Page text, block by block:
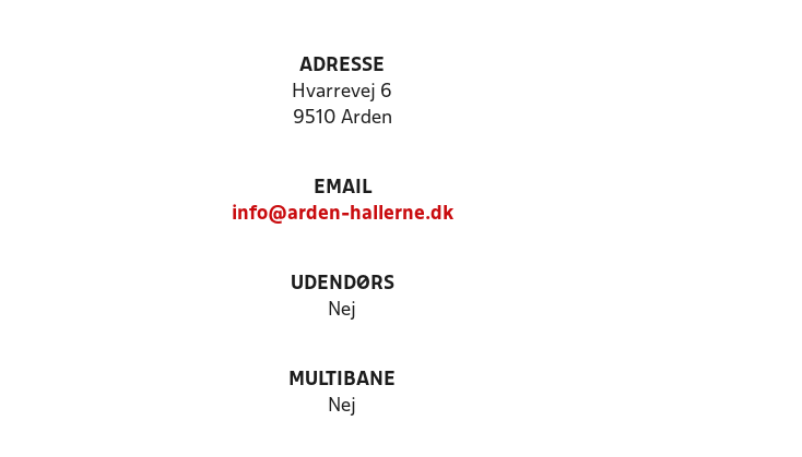
ADRESSE
Hvarrevej 6
9510 Arden
EMAIL
info@arden-hallerne.dk
UDENDØRS
Nej
MULTIBANE
Nej